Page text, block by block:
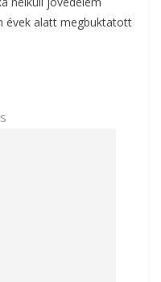
évek alatt megbuktatott